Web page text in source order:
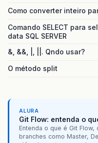
Como converter inteiro
Comando SELECT para
data SQL SERVER
&, &&, |, ||. Qndo usar?
O método split
ALURA
Git Flow: entenda o
Entenda o que é Git
branches como Master,